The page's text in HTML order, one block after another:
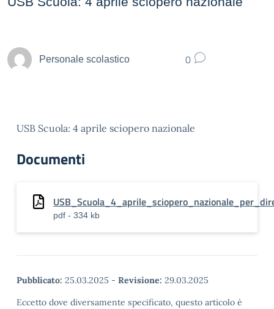
Personale scolastico 0
USB Scuola: 4 aprile sciopero nazionale
Documenti
pdf - 334 kb
Pubblicato: 25.03.2025 - Revisione: 29.03.2025
Eccetto dove diversamente specificato, questo articolo è